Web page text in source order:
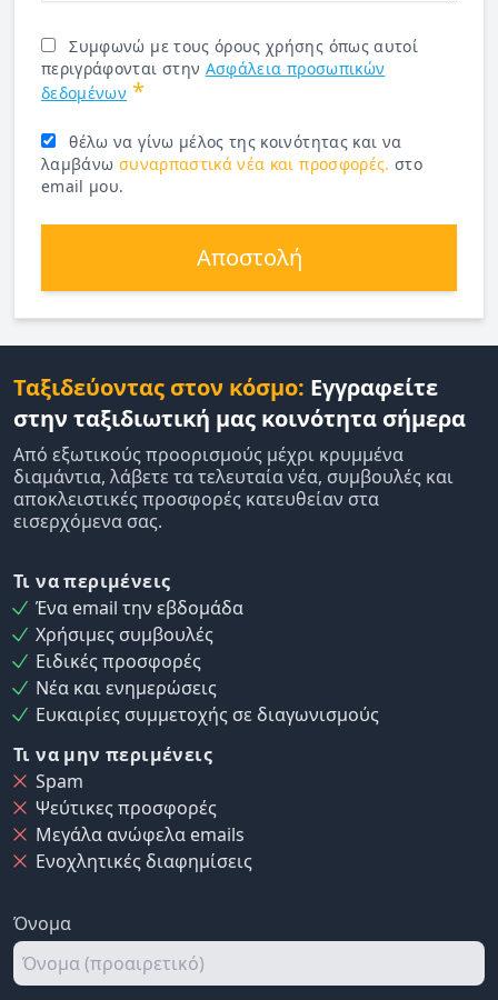
Συμφωνώ με τους όρους χρήσης όπως αυτοί
περιγράφονται στην Ασφάλεια προσωπικών
δεδομένων *
θέλω να γίνω μέλος της κοινότητας και να
λαμβάνω συναρπαστικά νέα και προσφορές. στο
email μου.
Αποστολή
Ταξιδεύοντας στον κόσμο: Εγγραφείτε
στην ταξιδιωτική μας κοινότητα σήμερα
Από εξωτικούς προορισμούς μέχρι κρυμμένα
διαμάντια, λάβετε τα τελευταία νέα, συμβουλές και
αποκλειστικές προσφορές κατευθείαν στα
εισερχόμενα σας.
Τι να περιμένεις
Ένα email την εβδομάδα
Χρήσιμες συμβουλές
Ειδικές προσφορές
Νέα και ενημερώσεις
Ευκαιρίες συμμετοχής σε διαγωνισμούς
Τι να μην περιμένεις
Spam
Ψεύτικες προσφορές
Μεγάλα ανώφελα emails
Ενοχλητικές διαφημίσεις
Όνομα